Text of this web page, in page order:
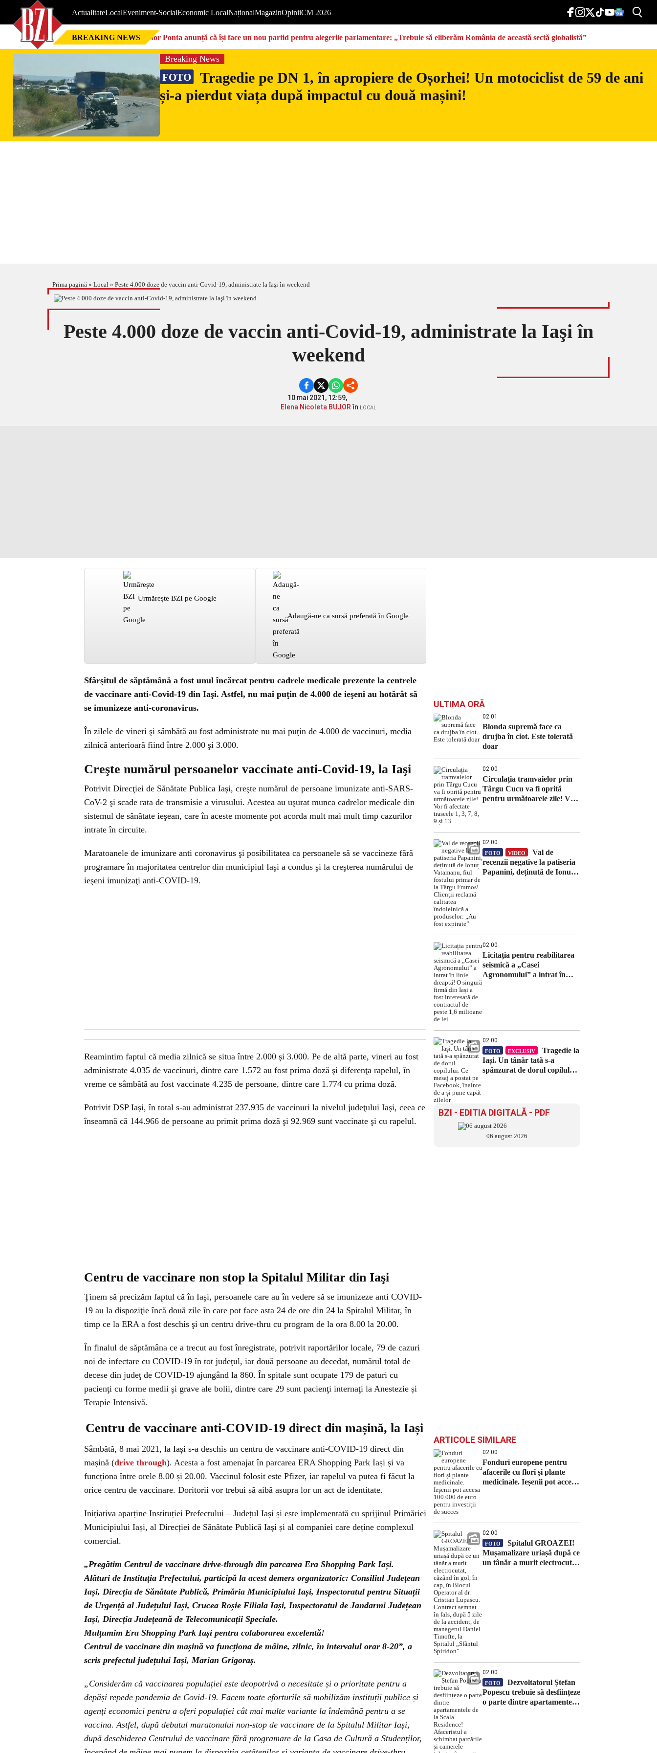
ActualitateLocalEveniment-SocialEconomic LocalNaționalMagazinOpiniiCM 2026
BREAKING NEWS Victor Ponta anunță că își face un nou partid pentru alegerile parlamentare: „Trebuie să eliberăm România de această sectă globalistă”
Breaking News
FOTO
Tragedie pe DN 1, în apropiere de Oșorhei! Un motociclist de 59 de ani
și-a pierdut viața după impactul cu două mașini!
Prima pagină » Local » Peste 4.000 doze de vaccin anti-Covid-19, administrate la Iaşi în weekend
Peste 4.000 doze de vaccin anti-Covid-19, administrate la Iaşi în
weekend
10 mai 2021, 12:59,
Elena Nicoleta BUJORîn LOCAL
Urmărește BZI pe Google
Adaugă-ne ca sursă preferată în Google
Sfârşitul de săptămână a fost unul încărcat pentru cadrele medicale prezente la centrele
de vaccinare anti-Covid-19 din Iaşi. Astfel, nu mai puţin de 4.000 de ieşeni au hotărât să
se imunizeze anti-coronavirus.
În zilele de vineri şi sâmbătă au fost administrate nu mai puţin de 4.000 de vaccinuri, media
zilnică anterioară fiind între 2.000 şi 3.000.
Creşte numărul persoanelor vaccinate anti-Covid-19, la Iaşi
Potrivit Direcţiei de Sănătate Publica Iaşi, creşte numărul de persoane imunizate anti-SARS-
CoV-2 şi scade rata de transmisie a virusului. Acestea au uşurat munca cadrelor medicale din
sistemul de sănătate ieşean, care în aceste momente pot acorda mult mai mult timp cazurilor
intrate în circuite.
Maratoanele de imunizare anti coronavirus şi posibilitatea ca persoanele să se vaccineze fără
programare în majoritatea centrelor din municipiul Iaşi a condus şi la creşterea numărului de
ieşeni imunizaţi anti-COVID-19.
Reamintim faptul că media zilnică se situa între 2.000 şi 3.000. Pe de altă parte, vineri au fost
administrate 4.035 de vaccinuri, dintre care 1.572 au fost prima doză şi diferenţa rapelul, în
vreme ce sâmbătă au fost vaccinate 4.235 de persoane, dintre care 1.774 cu prima doză.
Potrivit DSP Iaşi, în total s-au administrat 237.935 de vaccinuri la nivelul judeţului Iaşi, ceea ce
înseamnă că 144.966 de persoane au primit prima doză şi 92.969 sunt vaccinate şi cu rapelul.
Centru de vaccinare non stop la Spitalul Militar din Iaşi
Ţinem să precizăm faptul că în Iaşi, persoanele care au în vedere să se imunizeze anti COVID-
19 au la dispoziţie încă două zile în care pot face asta 24 de ore din 24 la Spitalul Militar, în
timp ce la ERA a fost deschis şi un centru drive-thru cu program de la ora 8.00 la 20.00.
În finalul de săptămâna ce a trecut au fost înregistrate, potrivit raportărilor locale, 79 de cazuri
noi de infectare cu COVID-19 în tot judeţul, iar două persoane au decedat, numărul total de
decese din judeţ de COVID-19 ajungând la 860. În spitale sunt ocupate 179 de paturi cu
pacienţi cu forme medii şi grave ale bolii, dintre care 29 sunt pacienţi internaţi la Anestezie și
Terapie Intensivă.
Centru de vaccinare anti-COVID-19 direct din mașină, la Iași
Sâmbătă, 8 mai 2021, la Iași s-a deschis un centru de vaccinare anti-COVID-19 direct din
mașină (drive through). Acesta a fost amenajat în parcarea ERA Shopping Park Iași și va
funcționa între orele 8.00 și 20.00. Vaccinul folosit este Pfizer, iar rapelul va putea fi făcut la
orice centru de vaccinare. Doritorii vor trebui să aibă asupra lor un act de identitate.
Inițiativa aparține Instituției Prefectului – Județul Iași și este implementată cu sprijinul Primăriei
Municipiului Iași, al Direcției de Sănătate Publică Iași și al companiei care deține complexul
comercial.
„Pregătim Centrul de vaccinare drive-through din parcarea Era Shopping Park Iași.
Alături de Instituția Prefectului, participă la acest demers organizatoric: Consiliul Județean
Iași, Direcția de Sănătate Publică, Primăria Municipiului Iași, Inspectoratul pentru Situații
de Urgență al Județului Iași, Crucea Roșie Filiala Iași, Inspectoratul de Jandarmi Județean
Iași, Direcția Județeană de Telecomunicații Speciale.
Mulțumim Era Shopping Park Iași pentru colaborarea excelentă!
Centrul de vaccinare din mașină va funcționa de mâine, zilnic, în intervalul orar 8-20”, a
scris prefectul județului Iași, Marian Grigoraș.
„Considerăm că vaccinarea populației este deopotrivă o necesitate și o prioritate pentru a
depăși repede pandemia de Covid-19. Facem toate eforturile să mobilizăm instituții publice și
agenți economici pentru a oferi populației cât mai multe variante la îndemână pentru a se
vaccina. Astfel, după debutul maratonului non-stop de vaccinare de la Spitalul Militar Iași,
după deschiderea Centrului de vaccinare fără programare de la Casa de Cultură a Studenților,
ULTIMA ORĂ
02:01
Blonda supremă face ca
drujba în ciot. Este tolerată
doar
02:00
Circulația tramvaielor prin
Târgu Cucu va fi oprită
pentru următoarele zile! Vor
02:00
FOTO VIDEO
Val de
recenzii negative la patiseria
Papanini, deținută de Ionuț
02:00
Licitația pentru reabilitarea
seismică a „Casei
Agronomului” a intrat în
02:00
FOTO EXCLUSIV
Tragedie la
Iași. Un tânăr tată s-a
spânzurat de dorul copilului.
BZI - EDITIA DIGITALĂ - PDF
06 august 2026
ARTICOLE SIMILARE
02:00
Fonduri europene pentru
afacerile cu flori și plante
medicinale. Ieșenii pot accesa
02:00
FOTO
Spitalul GROAZEI!
Mușamalizare uriașă după ce
un tânăr a murit electrocutat,
02:00
FOTO
Dezvoltatorul Ștefan
Popescu trebuie să desființeze
o parte dintre apartamentele